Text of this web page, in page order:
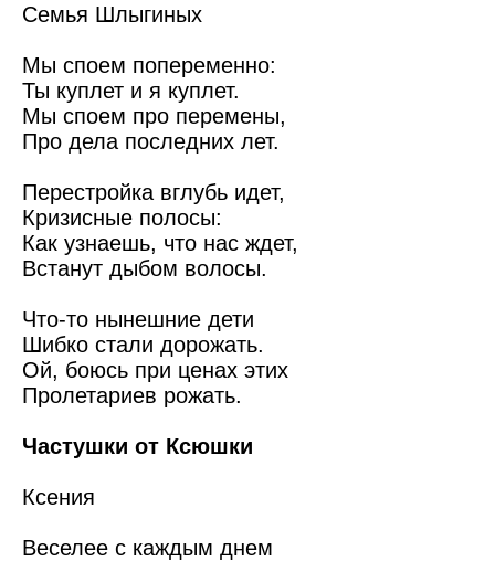
Семья Шлыгиных
Мы споем попеременно:
Ты куплет и я куплет.
Мы споем про перемены,
Про дела последних лет.
Перестройка вглубь идет,
Кризисные полосы:
Как узнаешь, что нас ждет,
Встанут дыбом волосы.
Что-то нынешние дети
Шибко стали дорожать.
Ой, боюсь при ценах этих
Пролетариев рожать.
Частушки от Ксюшки
Ксения
Веселее с каждым днем